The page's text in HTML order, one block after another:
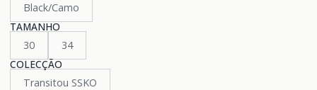
Black/Camo
TAMANHO
30
34
COLECÇÃO
Transitou SSKO